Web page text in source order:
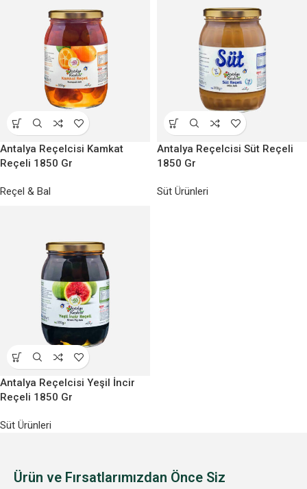
Antalya Reçelcisi Kamkat
Reçeli 1850 Gr
Reçel & Bal
Antalya Reçelcisi Süt Reçeli
1850 Gr
Süt Ürünleri
Antalya Reçelcisi Yeşil İncir
Reçeli 1850 Gr
Süt Ürünleri
Ürün ve Fırsatlarımızdan Önce Siz